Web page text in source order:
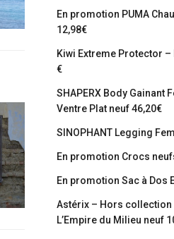
En promotion PUMA
12,98€
Kiwi Extreme Protector
€
SHAPERX Body Gainant
Ventre Plat neuf 46,20€
SINOPHANT Legging
En promotion Crocs
En promotion Sac à Dos
Astérix – Hors
L’Empire du Milieu neuf